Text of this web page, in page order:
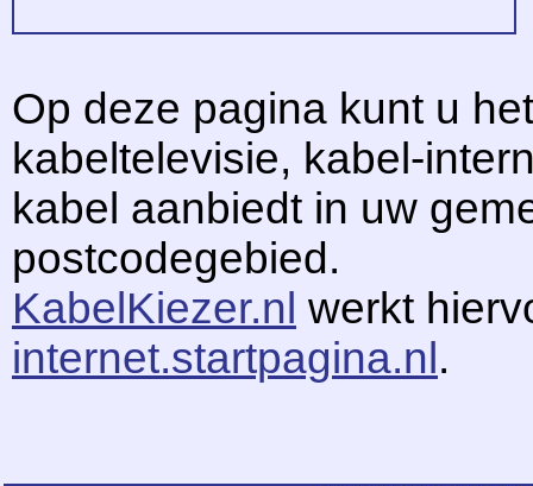
Op deze pagina kunt u
kabeltelevisie, kabel-
kabel aanbiedt in uw
postcodegebied.
KabelKiezer.nl werkt
internet.startpagina.nl.